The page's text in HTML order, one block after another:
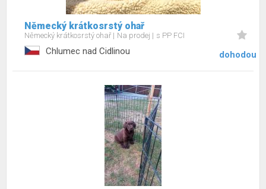
Německý krátkosrstý ohař
Německý krátkosrstý ohař Na prodej s PP FCI
Chlumec nad Cidlinou dohodou